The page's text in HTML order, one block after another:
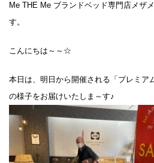
Me THE Me ブランドベッド専門店メザ
す。
こんにちは～～☆
本日は、明日から開催される「プレミア
の様子をお届けいたしま～す♪
ブログ
おしらせ